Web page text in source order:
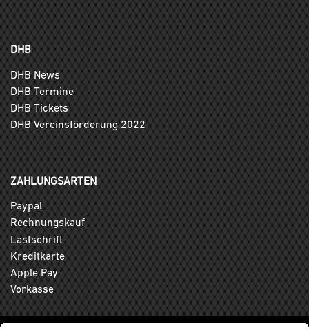
DHB
DHB News
DHB Termine
DHB Tickets
DHB Vereinsförderung 2022
ZAHLUNGSARTEN
Paypal
Rechnungskauf
Lastschrift
Kreditkarte
Apple Pay
Vorkasse